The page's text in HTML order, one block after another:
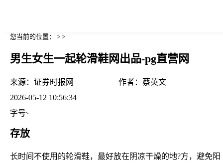
您当前的位置： > >
男生女生一起轮滑鞋网出品-pg直营网
来源： 证券时报网 作者： 蔡英文
2026-05-12 10:56:34
字号
存放
长时间不使用的轮滑鞋，最好放在阴凉干燥的地?方，避免阳